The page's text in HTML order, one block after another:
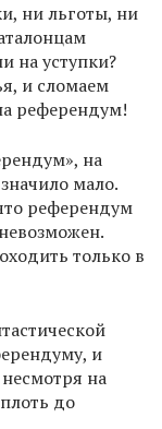
ни льготы, ни
на уступки?
и сломаем
референдум!
на
мало.
референдум
только в
и
на
до